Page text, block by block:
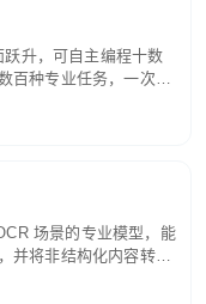
升，可自主编程十数
百种专业任务，一次对
规划、执行与验证全流
长程任务中自主规划与
场景的专业模型，能
并将非结构化内容转换